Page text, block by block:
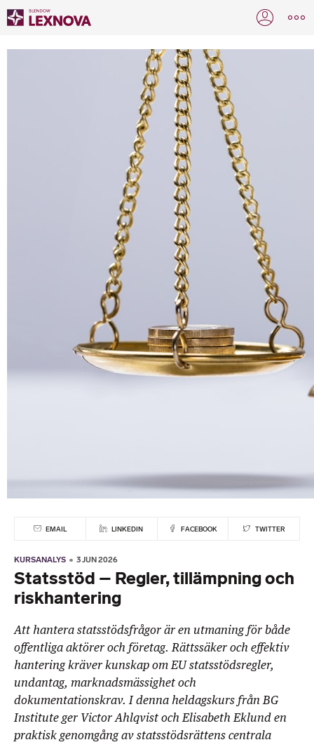
EMAIL LINKEDIN FACEBOOK TWITTER
KURSANALYS 3 JUN 2026
Statsstöd – Regler, tillämpning och
riskhantering
Att hantera statsstödsfrågor är en utmaning för både
offentliga aktörer och företag. Rättssäker och effektiv
hantering kräver kunskap om EU statsstödsregler,
undantag, marknadsmässighet och
dokumentationskrav. I denna heldagskurs från BG
Institute ger Victor Ahlqvist och Elisabeth Eklund en
praktisk genomgång av statsstödsrättens centrala